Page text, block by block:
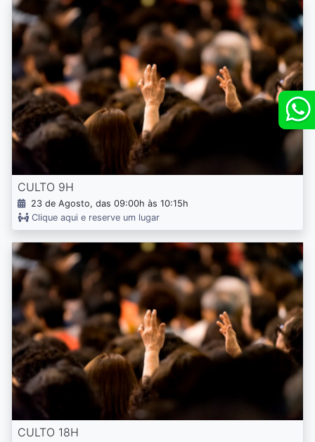
CULTO 9H
23 de Agosto, das 09:00h às 10:15h
Clique aqui e reserve um lugar
CULTO 18H